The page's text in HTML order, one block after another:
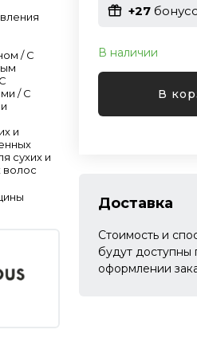
/ С
/ С
и
сухих и
волос
+27
В наличии
В
Доставка
Стоимость и
будут доступны
оформлении